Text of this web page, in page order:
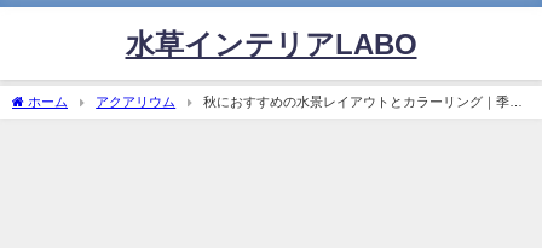
水草インテリアLABO
ホーム アクアリウム
秋におすすめの水景レイアウトとカラーリング｜季節
を感じるアクアリウムの演出法